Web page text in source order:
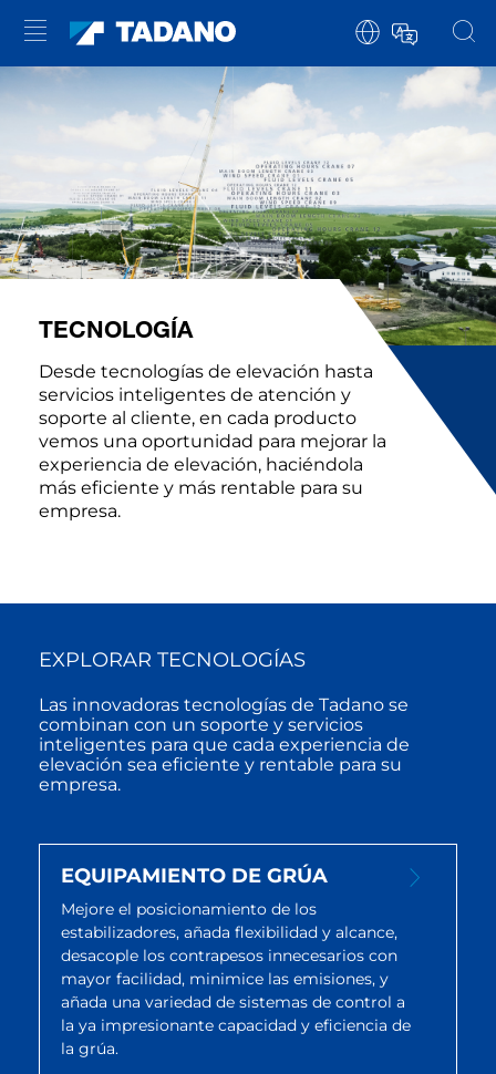
TECNOLOGÍA
Desde tecnologías de elevación hasta
servicios inteligentes de atención y
soporte al cliente, en cada producto
vemos una oportunidad para mejorar la
experiencia de elevación, haciéndola
más eficiente y más rentable para su
empresa.
EXPLORAR TECNOLOGÍAS
Las innovadoras tecnologías de Tadano se
combinan con un soporte y servicios
inteligentes para que cada experiencia de
elevación sea eficiente y rentable para su
empresa.
EQUIPAMIENTO DE GRÚA
Mejore el posicionamiento de los
estabilizadores, añada flexibilidad y alcance,
desacople los contrapesos innecesarios con
mayor facilidad, minimice las emisiones, y
añada una variedad de sistemas de control a
la ya impresionante capacidad y eficiencia de
la grúa.